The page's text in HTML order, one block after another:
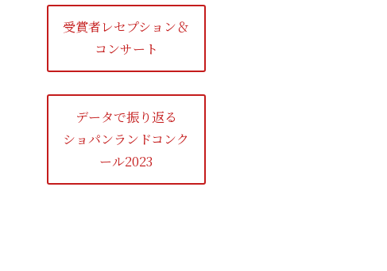
受賞者レセプション＆
コンサート
データで振り返る
ショパンランドコンク
ール2023